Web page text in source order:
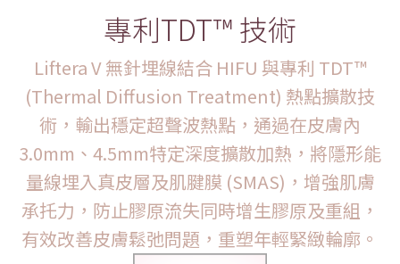
專利TDT™ 技術
Liftera V 無針埋線結合 HIFU 與專利 TDT™
(Thermal Diffusion Treatment) 熱點擴散技
術，輸出穩定超聲波熱點，通過在皮膚內
3.0mm、4.5mm特定深度擴散加熱，將隱形能
量線埋入真皮層及肌腱膜 (SMAS)，增強肌膚
承托力，防止膠原流失同時增生膠原及重組，
有效改善皮膚鬆弛問題，重塑年輕緊緻輪廓。